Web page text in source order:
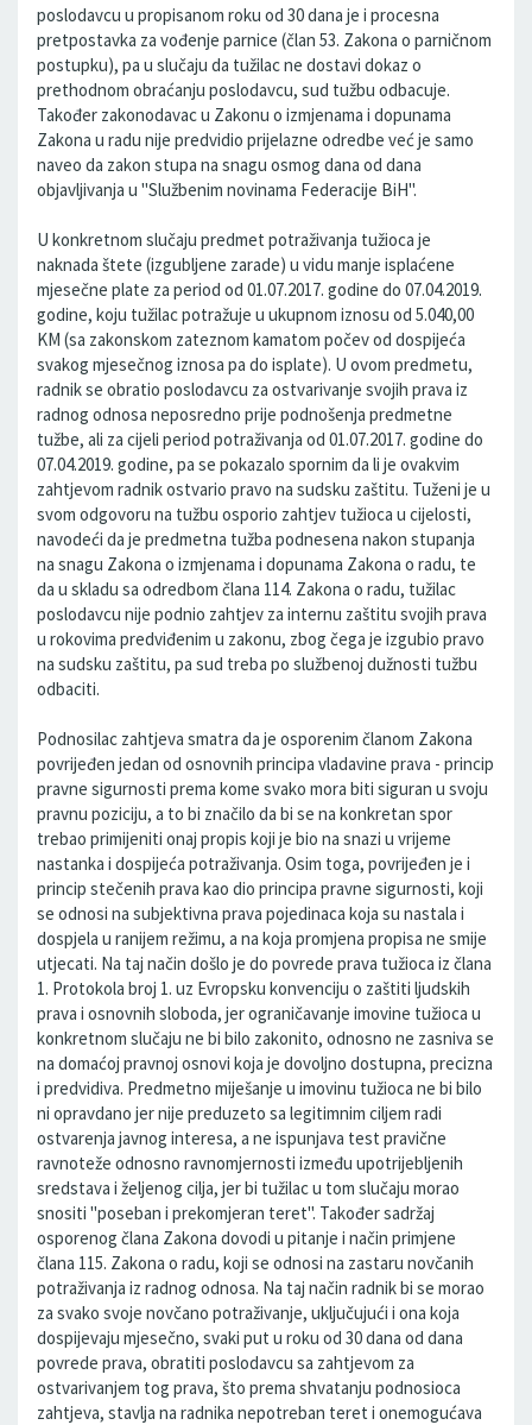
poslodavcu u propisanom roku od 30 dana je i procesna
pretpostavka za vođenje parnice (član 53. Zakona o parničnom
postupku), pa u slučaju da tužilac ne dostavi dokaz o
prethodnom obraćanju poslodavcu, sud tužbu odbacuje.
Također zakonodavac u Zakonu o izmjenama i dopunama
Zakona u radu nije predvidio prijelazne odredbe već je samo
naveo da zakon stupa na snagu osmog dana od dana
objavljivanja u "Službenim novinama Federacije BiH".
U konkretnom slučaju predmet potraživanja tužioca je
naknada štete (izgubljene zarade) u vidu manje isplaćene
mjesečne plate za period od 01.07.2017. godine do 07.04.2019.
godine, koju tužilac potražuje u ukupnom iznosu od 5.040,00
KM (sa zakonskom zateznom kamatom počev od dospijeća
svakog mjesečnog iznosa pa do isplate). U ovom predmetu,
radnik se obratio poslodavcu za ostvarivanje svojih prava iz
radnog odnosa neposredno prije podnošenja predmetne
tužbe, ali za cijeli period potraživanja od 01.07.2017. godine do
07.04.2019. godine, pa se pokazalo spornim da li je ovakvim
zahtjevom radnik ostvario pravo na sudsku zaštitu. Tuženi je u
svom odgovoru na tužbu osporio zahtjev tužioca u cijelosti,
navodeći da je predmetna tužba podnesena nakon stupanja
na snagu Zakona o izmjenama i dopunama Zakona o radu, te
da u skladu sa odredbom člana 114. Zakona o radu, tužilac
poslodavcu nije podnio zahtjev za internu zaštitu svojih prava
u rokovima predviđenim u zakonu, zbog čega je izgubio pravo
na sudsku zaštitu, pa sud treba po službenoj dužnosti tužbu
odbaciti.
Podnosilac zahtjeva smatra da je osporenim članom Zakona
povrijeđen jedan od osnovnih principa vladavine prava - princip
pravne sigurnosti prema kome svako mora biti siguran u svoju
pravnu poziciju, a to bi značilo da bi se na konkretan spor
trebao primijeniti onaj propis koji je bio na snazi u vrijeme
nastanka i dospijeća potraživanja. Osim toga, povrijeđen je i
princip stečenih prava kao dio principa pravne sigurnosti, koji
se odnosi na subjektivna prava pojedinaca koja su nastala i
dospjela u ranijem režimu, a na koja promjena propisa ne smije
utjecati. Na taj način došlo je do povrede prava tužioca iz člana
1. Protokola broj 1. uz Evropsku konvenciju o zaštiti ljudskih
prava i osnovnih sloboda, jer ograničavanje imovine tužioca u
konkretnom slučaju ne bi bilo zakonito, odnosno ne zasniva se
na domaćoj pravnoj osnovi koja je dovoljno dostupna, precizna
i predvidiva. Predmetno miješanje u imovinu tužioca ne bi bilo
ni opravdano jer nije preduzeto sa legitimnim ciljem radi
ostvarenja javnog interesa, a ne ispunjava test pravične
ravnoteže odnosno ravnomjernosti između upotrijebljenih
sredstava i željenog cilja, jer bi tužilac u tom slučaju morao
snositi "poseban i prekomjeran teret". Također sadržaj
osporenog člana Zakona dovodi u pitanje i način primjene
člana 115. Zakona o radu, koji se odnosi na zastaru novčanih
potraživanja iz radnog odnosa. Na taj način radnik bi se morao
za svako svoje novčano potraživanje, uključujući i ona koja
dospijevaju mjesečno, svaki put u roku od 30 dana od dana
povrede prava, obratiti poslodavcu sa zahtjevom za
ostvarivanjem tog prava, što prema shvatanju podnosioca
zahtjeva, stavlja na radnika nepotreban teret i onemogućava